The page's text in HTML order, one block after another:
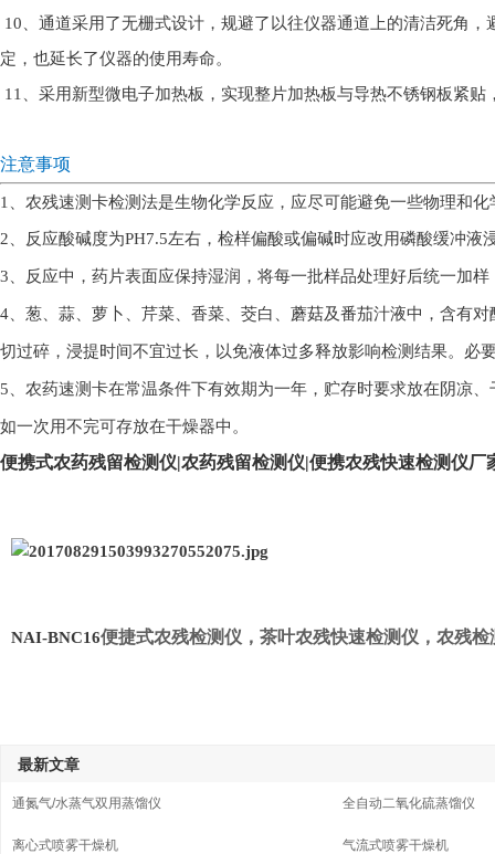
10、通道采用了无栅式设计，规避了以往仪器通道上的清洁死角
定，也延长了仪器的使用寿命。
11、采用新型微电子加热板，实现整片加热板与导热不锈钢板紧
注意事项
1、农残速测卡检测法是生物化学反应，应尽可能避免一些物理和
2、反应酸碱度为PH7.5左右，检样偏酸或偏碱时应改用磷酸缓冲液
3、反应中，药片表面应保持湿润，将每一批样品处理好后统一加
4、葱、蒜、萝卜、芹菜、香菜、茭白、蘑菇及番茄汁液中，含有
切过碎，浸提时间不宜过长，以免液体过多释放影响检测结果。必
5、农药速测卡在常温条件下有效期为一年，贮存时要求放在阴凉
如一次用不完可存放在干燥器中。
便携式农药残留检测仪|农药残留检测仪|便携农残快速检测仪厂
NAI-BNC16便捷式农残检测仪，茶叶农残快速检测仪，农残
最新文章
通氮气/水蒸气双用蒸馏仪 全自动二氧化硫蒸馏仪
离心式喷雾干燥机 气流式喷雾干燥机